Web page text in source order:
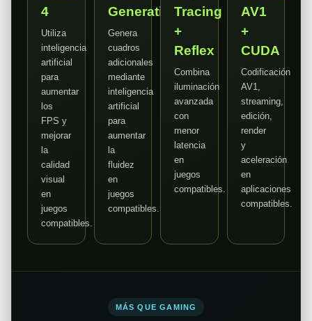
4
Utiliza
inteligencia
artificial
para
aumentar
los
FPS y
mejorar
la
calidad
visual
en
juegos
compatibles.
Generation
Genera
cuadros
adicionales
mediante
inteligencia
artificial
para
aumentar
la
fluidez
en
juegos
compatibles.
Tracing
+
Reflex
Combina
iluminación
avanzada
con
menor
latencia
en
juegos
compatibles.
AV1
+
CUDA
Codificación
AV1,
streaming,
edición,
render
y
aceleración
en
aplicaciones
compatibles.
MÁS QUE GAMING